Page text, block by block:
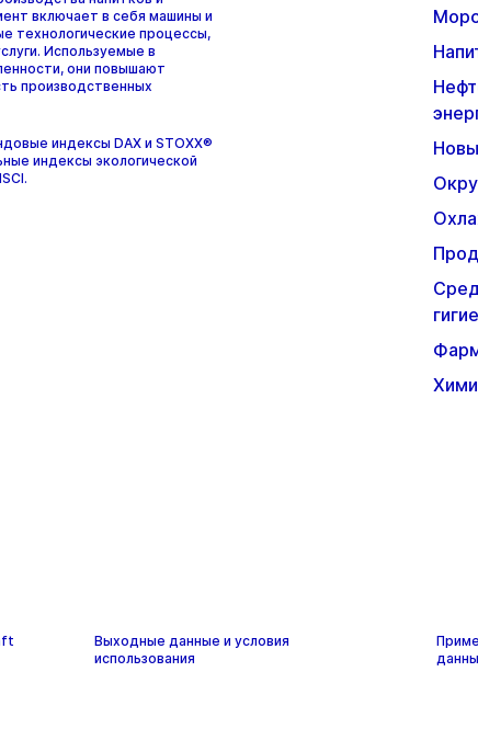
включает в себя машины и
технологические процессы,
Используемые в
они повышают
производственных
индексы DAX и STOXX®
индексы экологической
Выходные данные и условия
использования